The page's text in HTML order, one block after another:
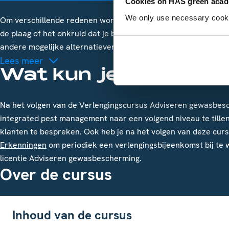
We only use necessary
Om verschillende redenen worden vaker dezelfde
de plaag of het onkruid dat je behandelt verminderd
andere mogelijke alternatieven.
Lees meer
Wat kun je na de
Na het volgen van de Verlengingscursus Adviseren
integrated pest management naar een volgend niveau te
klanten te bespreken. Ook heb je na het volgen van deze
Erkenningen om periodiek een verlengingsbijeenkomst bij te
licentie Adviseren gewasbescherming.
Over de cursus
Inhoud van de cursus